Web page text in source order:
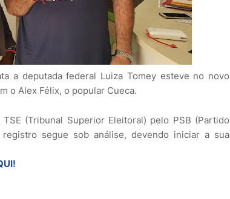
a deputada federal Luiza Tomey esteve no novo
o Alex Félix, o popular Cueca.
(Tribunal Superior Eleitoral) pelo PSB (Partido
segue sob análise, devendo iniciar a sua